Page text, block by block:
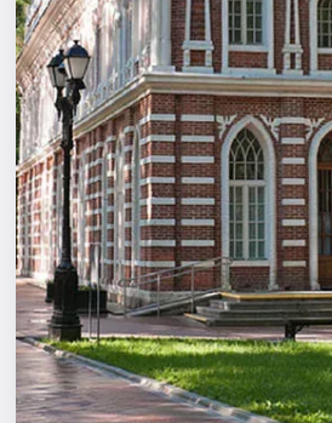
Города
Площадки
Артисты
Рейтинги